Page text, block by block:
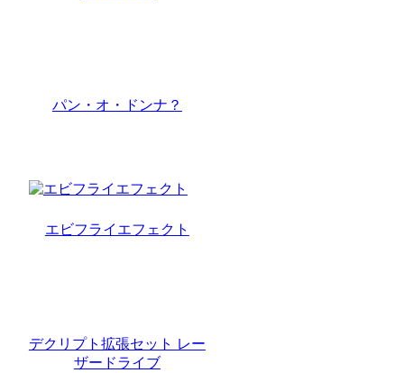
パン・オ・ドンナ？
エビフライエフェクト
デクリプト拡張セット レー
ザードライブ